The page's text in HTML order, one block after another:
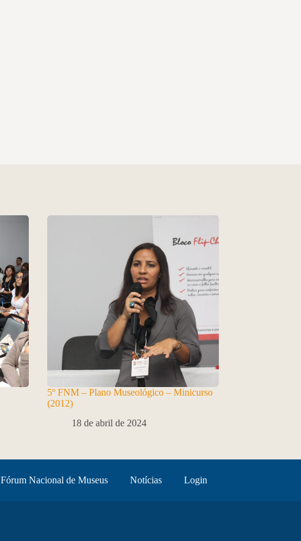
5º FNM – Plano Museológico – Minicurso
(2012)
18 de abril de 2024
Fórum Nacional de Museus Notícias Login